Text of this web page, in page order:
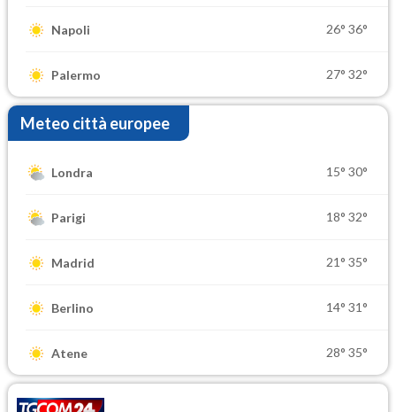
Napoli 26° 36°
Palermo 27° 32°
Meteo città europee
Londra 15° 30°
Parigi 18° 32°
Madrid 21° 35°
Berlino 14° 31°
Atene 28° 35°